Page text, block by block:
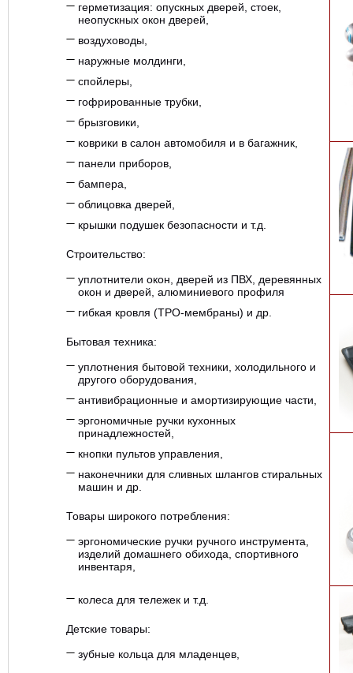
герметизация: опускных дверей, стоек,
неопускных окон дверей,
воздуховоды,
наружные молдинги,
спойлеры,
гофрированные трубки,
брызговики,
коврики в салон автомобиля и в багажник,
панели приборов,
бампера,
облицовка дверей,
крышки подушек безопасности и т.д.
Строительство:
уплотнители окон, дверей из ПВХ, деревянных
окон и дверей, алюминиевого профиля
гибкая кровля (ТРО-мембраны) и др.
Бытовая техника:
уплотнения бытовой техники, холодильного и
другого оборудования,
антивибрационные и амортизирующие части,
эргономичные ручки кухонных
принадлежностей,
кнопки пультов управления,
наконечники для сливных шлангов стиральных
машин и др.
Товары широкого потребления:
эргономические ручки ручного инструмента,
изделий домашнего обихода, спортивного
инвентаря,
колеса для тележек и т.д.
Детские товары:
зубные кольца для младенцев,